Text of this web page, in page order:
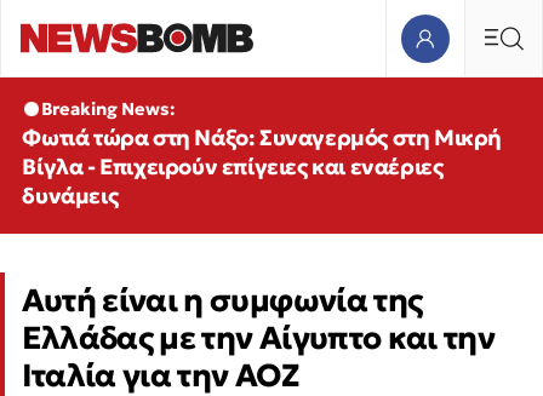
Breaking News:
Φωτιά τώρα στη Νάξο: Συναγερμός στη Μικρή
Βίγλα - Επιχειρούν επίγειες και εναέριες
δυνάμεις
Αυτή είναι η συμφωνία της
Ελλάδας με την Αίγυπτο και την
Ιταλία για την ΑΟΖ